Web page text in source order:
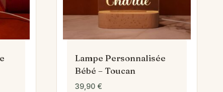
Lampe Personnalisée
Bébé – Toucan
39,90 €